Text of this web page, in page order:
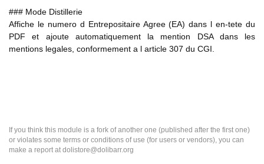
### Mode Distillerie
Affiche le numero d Entrepositaire Agree (EA) dans l en-tete du
PDF et ajoute automatiquement la mention DSA dans les
mentions legales, conformement a l article 307 du CGI.
If you think this module is a fork of another one (published after the first one)
or violates some terms or conditions of use (for users or vendors), you can
make a report at dolistore@dolibarr.org